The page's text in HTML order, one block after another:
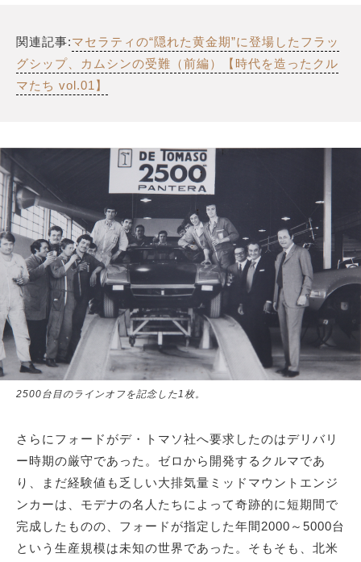
関連記事:マセラティの“隠れた黄金期”に登場したフラッ
グシップ、カムシンの受難（前編）【時代を造ったクル
マたち vol.01】
2500台目のラインオフを記念した1枚。
さらにフォードがデ・トマソ社へ要求したのはデリバリ
ー時期の厳守であった。ゼロから開発するクルマであ
り、まだ経験値も乏しい大排気量ミッドマウントエンジ
ンカーは、モデナの名人たちによって奇跡的に短期間で
完成したものの、フォードが指定した年間2000～5000台
という生産規模は未知の世界であった。そもそも、北米